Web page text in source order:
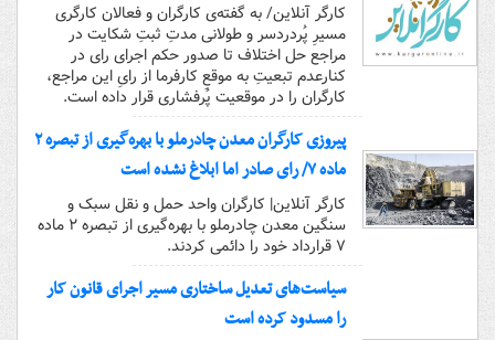
کارگر آنلاین/ به گفته‌ی کارگران و فعالان کارگری
مسیرِ پُردردسر و طولانی مدتِ ثبتِ شکایت در
مراجع حل اختلاف تا صدور حکم اجرای رای در
کنارعدم تبعیتِ به موقعِ کارفرما از رایِ این مراجع،
کارگران را در موقعیت پُرفشاری قرار داده است.
پیروزی کارگران معدن چادرملو با بهره‌گیری از تبصره ۲
ماده ۷/ رای صادر اما ابلاغ نشده است
کارگر آنلاین| کارگران واحد حمل و نقل سبک و
سنگین معدن چادرملو با بهره‌گیری از تبصره ۲ ماده
۷ قرارداد خود را دائمی کردند.
سیاست‌های تعدیل ساختاری مسیر اجرای قانون کار
را مسدود کرده است